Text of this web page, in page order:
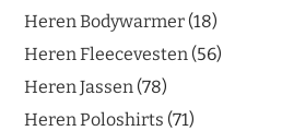
Heren Bodywarmer 18
Heren Fleecevesten 56
Heren Jassen 78
Heren Poloshirts 71